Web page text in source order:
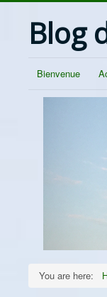
Blog
Bienvenue
You are here: